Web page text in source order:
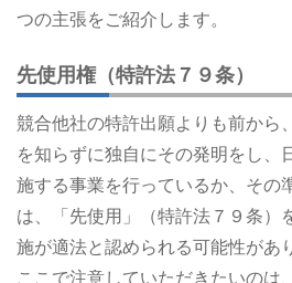
つの主張をご紹介します。
先使用権（特許法７９条）
競合他社の特許出願よりも前から
を知らずに独自にその発明をし、
施する事業を行っているか、その
は、「先使用」（特許法７９条）
施が適法と認められる可能性があ
ここで注意していただきたいのは